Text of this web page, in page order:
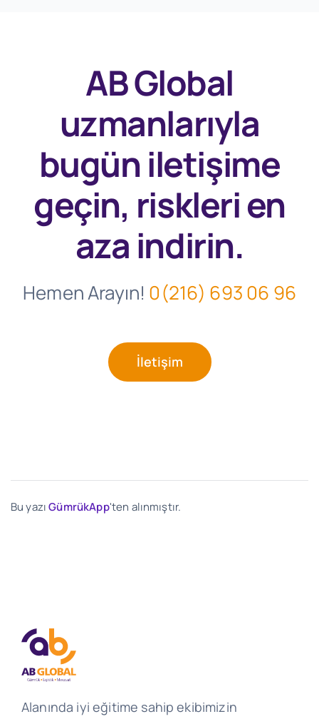
AB Global
uzmanlarıyla
bugüniletişime
geçin, riskleri en
aza indirin.
Hemen Arayın! 0(216) 693 06 96
İletişim
Bu yazıGümrükApp'ten alınmıştır.
Alanında iyi eğitime sahip ekibimizin